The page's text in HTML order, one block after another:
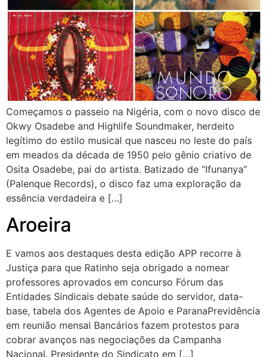
Começamos o passeio na Nigéria, com o novo disco de
Okwy Osadebe and Highlife Soundmaker, herdeito
legítimo do estilo musical que nasceu no leste do país
em meados da década de 1950 pelo gênio criativo de
Osita Osadebe, pai do artista. Batizado de “Ifunanya”
(Palenque Records), o disco faz uma exploração da
essência verdadeira e […]
Aroeira
E vamos aos destaques desta edição APP recorre à
Justiça para que Ratinho seja obrigado a nomear
professores aprovados em concurso Fórum das
Entidades Sindicais debate saúde do servidor, data-
base, tabela dos Agentes de Apoio e ParanaPrevidência
em reunião mensal Bancários fazem protestos para
cobrar avanços nas negociações da Campanha
Nacional. Presidente do Sindicato em […]